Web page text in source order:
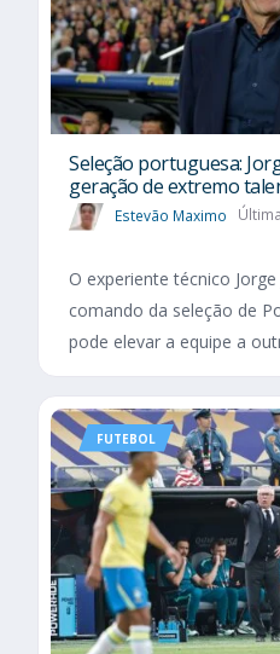
Seleção portuguesa:
geração de extremo
Estevão Maximo
O experiente técnico
comando da seleção de
pode elevar a equipe a
FUTEBOL